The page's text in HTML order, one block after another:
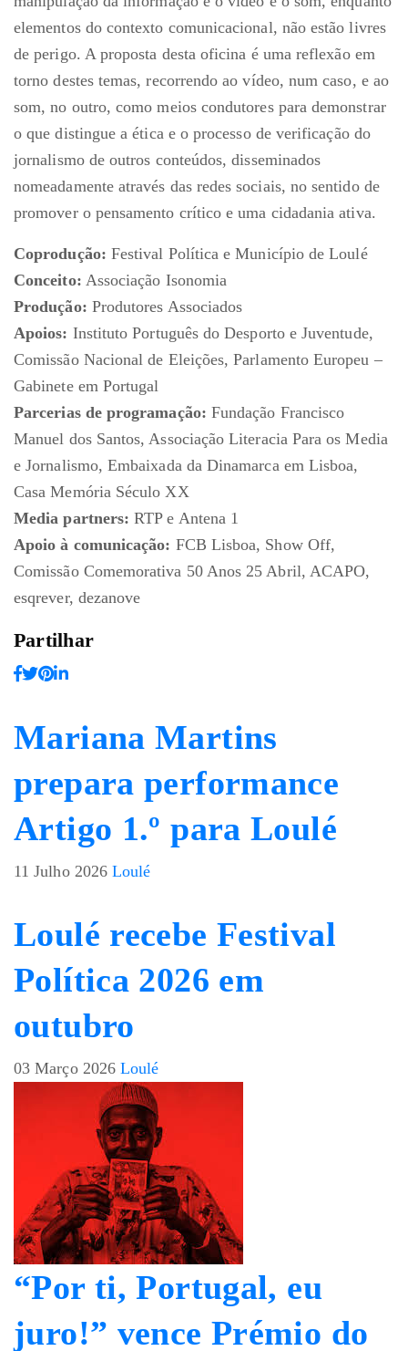
elementos do contexto comunicacional, não estão livres
de perigo. A proposta desta oficina é uma reflexão em
torno destes temas, recorrendo ao vídeo, num caso, e ao
som, no outro, como meios condutores para demonstrar
o que distingue a ética e o processo de verificação do
jornalismo de outros conteúdos, disseminados
nomeadamente através das redes sociais, no sentido de
promover o pensamento crítico e uma cidadania ativa.
Coprodução: Festival Política e Município de Loulé
Conceito: Associação Isonomia
Produção: Produtores Associados
Apoios: Instituto Português do Desporto e Juventude,
Comissão Nacional de Eleições, Parlamento Europeu –
Gabinete em Portugal
Parcerias de programação: Fundação Francisco
Manuel dos Santos, Associação Literacia Para os Media
e Jornalismo, Embaixada da Dinamarca em Lisboa,
Casa Memória Século XX
Media partners: RTP e Antena 1
Apoio à comunicação: FCB Lisboa, Show Off,
Comissão Comemorativa 50 Anos 25 Abril, ACAPO,
esqrever, dezanove
Partilhar
Mariana Martins
prepara performance
Artigo 1.º para Loulé
11 Julho 2026 Loulé
Loulé recebe Festival
Política 2026 em
outubro
03 Março 2026 Loulé
“Por ti, Portugal, eu
juro!” vence Prémio do